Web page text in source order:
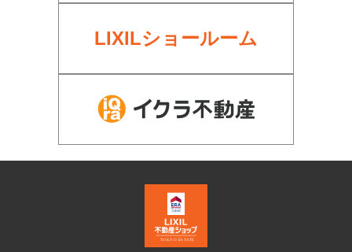
LIXILショールーム